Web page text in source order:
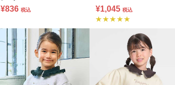
¥836 税込 ¥1,045 税込